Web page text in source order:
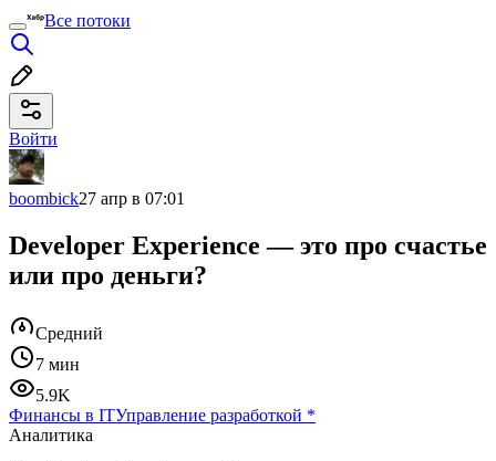
Все потоки
Войти
boombick27 апр в 07:01
Developer Experience — это про счастье
или про деньги?
Средний
7 мин
5.9K
Финансы в ITУправление разработкой *
Аналитика